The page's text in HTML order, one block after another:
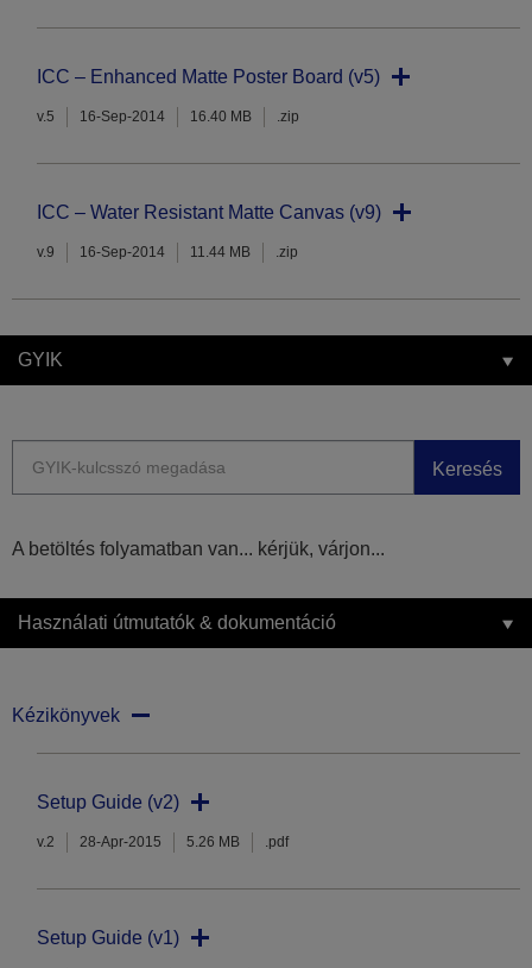
ICC – Enhanced Matte Poster Board (v5)
v.5 16-Sep-2014 16.40 MB .zip
ICC – Water Resistant Matte Canvas (v9)
v.9 16-Sep-2014 11.44 MB .zip
GYIK
Keresés
A betöltés folyamatban van... kérjük, várjon...
Használati útmutatók & dokumentáció
Kézikönyvek
Setup Guide (v2)
v.2 28-Apr-2015 5.26 MB .pdf
Setup Guide (v1)